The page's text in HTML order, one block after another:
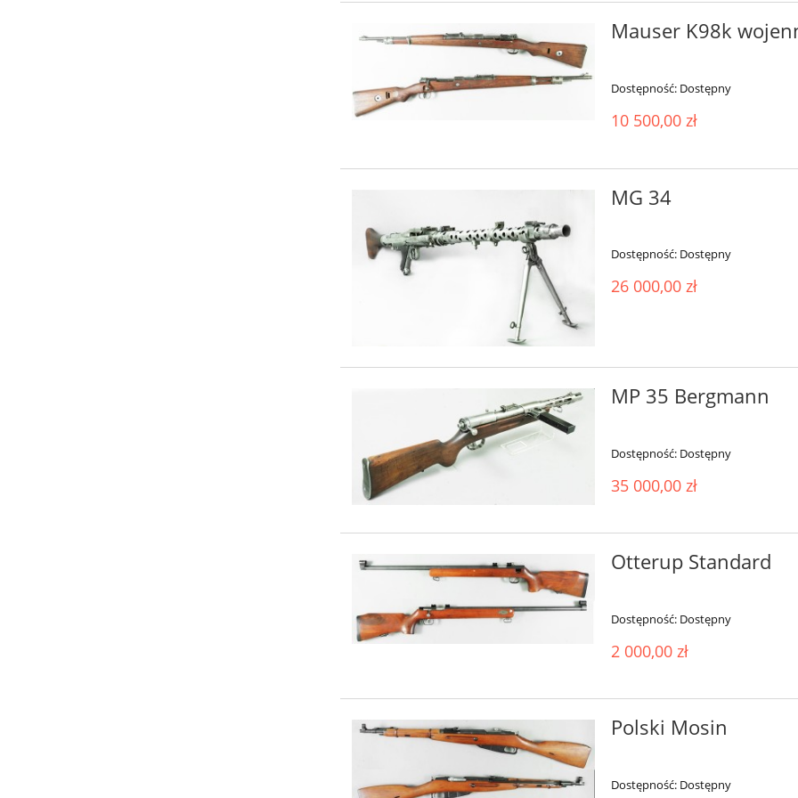
Mauser K98k
Dostępność: Dostępny
10 500,00 zł
MG 34
Dostępność: Dostępny
26 000,00 zł
MP 35 Bergmann
Dostępność: Dostępny
35 000,00 zł
Otterup Standard
Dostępność: Dostępny
2 000,00 zł
Polski Mosin
Dostępność: Dostępny